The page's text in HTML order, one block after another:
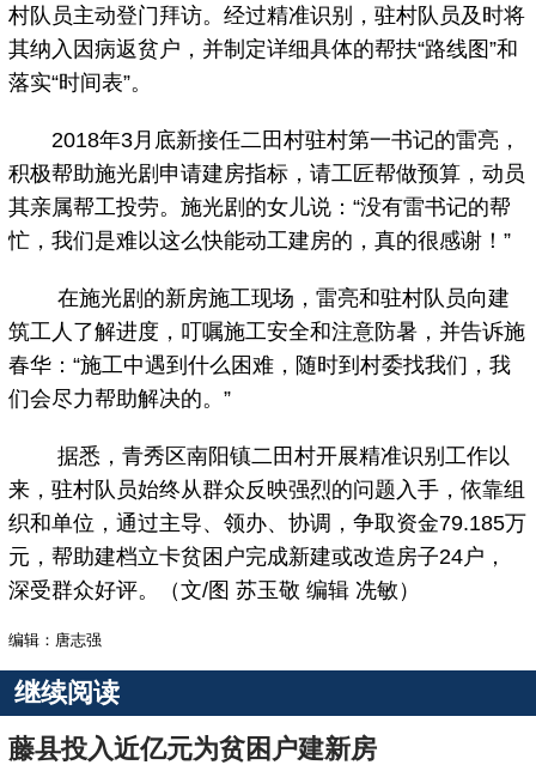
村队员主动登门拜访。经过精准识别，驻村队员及时将
其纳入因病返贫户，并制定详细具体的帮扶“路线图”和
落实“时间表”。
2018年3月底新接任二田村驻村第一书记的雷亮，
积极帮助施光剧申请建房指标，请工匠帮做预算，动员
其亲属帮工投劳。施光剧的女儿说：“没有雷书记的帮
忙，我们是难以这么快能动工建房的，真的很感谢！”
在施光剧的新房施工现场，雷亮和驻村队员向建
筑工人了解进度，叮嘱施工安全和注意防暑，并告诉施
春华：“施工中遇到什么困难，随时到村委找我们，我
们会尽力帮助解决的。”
据悉，青秀区南阳镇二田村开展精准识别工作以
来，驻村队员始终从群众反映强烈的问题入手，依靠组
织和单位，通过主导、领办、协调，争取资金79.185万
元，帮助建档立卡贫困户完成新建或改造房子24户，
深受群众好评。（文/图 苏玉敬 编辑 冼敏）
编辑：唐志强
继续阅读
藤县投入近亿元为贫困户建新房